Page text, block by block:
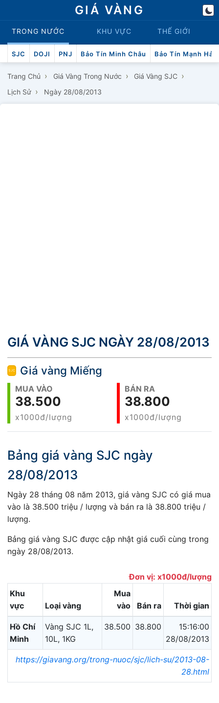
GIÁ VÀNG
TRONG NƯỚC KHU VỰC THẾ GIỚI
SJC DOJI PNJ Bảo Tín Minh Châu Bảo Tín Mạnh Hải
Trang Chủ › Giá Vàng Trong Nước › Giá Vàng SJC ›
Lịch Sử › Ngày 28/08/2013
GIÁ VÀNG SJC NGÀY 28/08/2013
Giá vàng Miếng
MUA VÀO
38.500
x1000đ/lượng
BÁN RA
38.800
x1000đ/lượng
Bảng giá vàng SJC ngày
28/08/2013
Ngày 28 tháng 08 năm 2013, giá vàng SJC có giá mua
vào là 38.500 triệu / lượng và bán ra là 38.800 triệu /
lượng.
Bảng giá vàng SJC được cập nhật giá cuối cùng trong
ngày 28/08/2013.
Đơn vị: x1000đ/lượng
Khu
vực
Loại vàng
Mua
vào
Bán ra Thời gian
Hồ Chí
Minh
Vàng SJC 1L,
10L, 1KG
38.500 38.800
15:16:00
28/08/2013
https://giavang.org/trong-nuoc/sjc/lich-su/2013-08-
28.html